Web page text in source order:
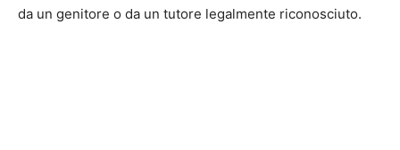
da un genitore o da un tutore legalmente riconosciuto.